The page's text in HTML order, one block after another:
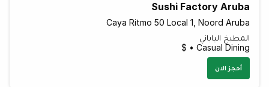
Sushi Factory Aruba
Caya Ritmo 50 Local 1, Noord Aruba
المطبخ الياباني
Casual Dining • $
أحجز الان